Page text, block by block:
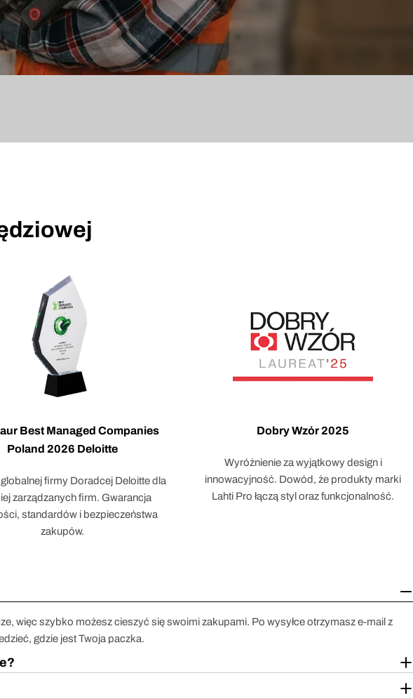
Best Managed Companies
Poland 2026 Deloitte
firmy Doradcej Deloitte dla
zarządzanych firm. Gwarancja
standardów i bezpieczeństwa
zakupów.
Dobry Wzór 2025
Wyróżnienie za wyjątkowy design i
innowacyjność. Dowód, że produkty marki
Lahti Pro łączą styl oraz funkcjonalność.
więc szybko możesz cieszyć się swoimi zakupami. Po wysyłce otrzymasz e-mail z
gdzie jest Twoja paczka.